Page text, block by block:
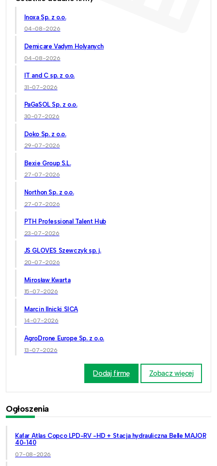
Inoxa Sp. z o.o.
04-08-2026
Demicare Vadym Holyanych
04-08-2026
IT and C sp. z o.o.
31-07-2026
PaGaSOL Sp. z o.o.
30-07-2026
Doko Sp. z o.o.
29-07-2026
Bexie Group S.L.
27-07-2026
Northon Sp. z o.o.
27-07-2026
PTH Professional Talent Hub
23-07-2026
JS GLOVES Szewczyk sp. j.
20-07-2026
Mirosław Kwarta
15-07-2026
Marcin Ilnicki SICA
14-07-2026
AgroDrone Europe Sp. z o.o.
13-07-2026
Dodaj firmę Zobacz więcej
Ogłoszenia
Kafar Atlas Copco LPD-RV -HD + Stacja hydrauliczna Belle MAJOR
40-140
07-08-2026